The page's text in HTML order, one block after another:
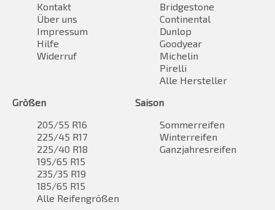
Kontakt
Über uns
Impressum
Hilfe
Widerruf
Bridgestone
Continental
Dunlop
Goodyear
Michelin
Pirelli
Alle Hersteller
Größen
205/55 R16
225/45 R17
225/40 R18
195/65 R15
235/35 R19
185/65 R15
Alle Reifengrößen
Saison
Sommerreifen
Winterreifen
Ganzjahresreifen